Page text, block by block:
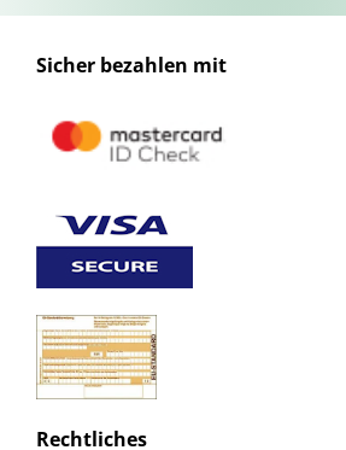
Sicher bezahlen mit
Rechtliches